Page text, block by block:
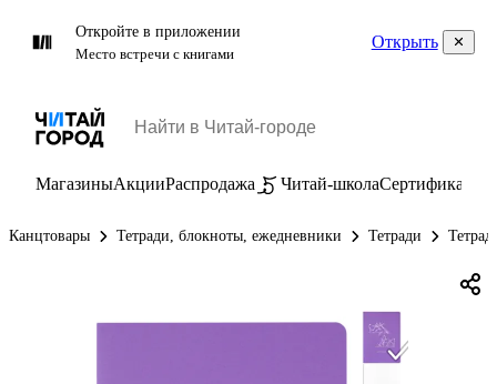
Откройте в приложении
Место встречи с книгами
Открыть
МагазиныАкцииРаспродажа Читай-школаСертификаты
Канцтовары Тетради, блокноты, ежедневники Тетради